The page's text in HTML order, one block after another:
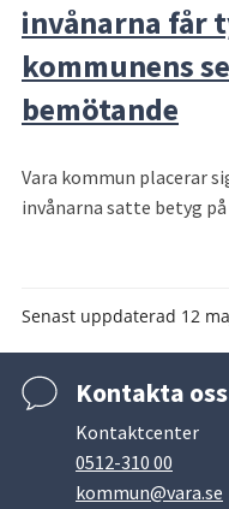
invånarna får
kommunens
bemötande
Vara kommun placerar
invånarna satte betyg på
Senast uppdaterad 12
Kontakta oss
Kontaktcenter
0512-310 00
kommun@vara.se